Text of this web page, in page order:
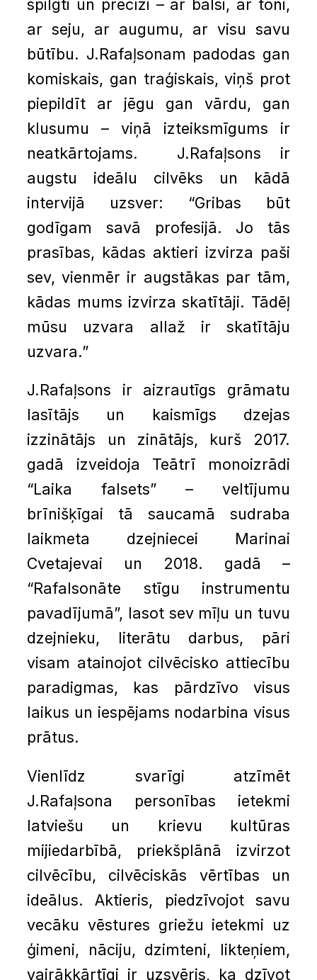
spilgti un precīzi – ar balsi, ar toni,
ar seju, ar augumu, ar visu savu
būtību. J.Rafaļsonam padodas gan
komiskais, gan traģiskais, viņš prot
piepildīt ar jēgu gan vārdu, gan
klusumu – viņā izteiksmīgums ir
neatkārtojams. J.Rafaļsons ir
augstu ideālu cilvēks un kādā
intervijā uzsver: “Gribas būt
godīgam savā profesijā. Jo tās
prasības, kādas aktieri izvirza paši
sev, vienmēr ir augstākas par tām,
kādas mums izvirza skatītāji. Tādēļ
mūsu uzvara allaž ir skatītāju
uzvara.”
J.Rafaļsons ir aizrautīgs grāmatu
lasītājs un kaismīgs dzejas
izzinātājs un zinātājs, kurš 2017.
gadā izveidoja Teātrī monoizrādi
“Laika falsets” – veltījumu
brīnišķīgai tā saucamā sudraba
laikmeta dzejniecei Marinai
Cvetajevai un 2018. gadā –
“Rafalsonāte stīgu instrumentu
pavadījumā”, lasot sev mīļu un tuvu
dzejnieku, literātu darbus, pāri
visam atainojot cilvēcisko attiecību
paradigmas, kas pārdzīvo visus
laikus un iespējams nodarbina visus
prātus.
Vienlīdz svarīgi atzīmēt
J.Rafaļsona personības ietekmi
latviešu un krievu kultūras
mijiedarbībā, priekšplānā izvirzot
cilvēcību, cilvēciskās vērtības un
ideālus. Aktieris, piedzīvojot savu
vecāku vēstures griežu ietekmi uz
ģimeni, nāciju, dzimteni, likteņiem,
vairākkārtīgi ir uzsvēris, ka dzīvot